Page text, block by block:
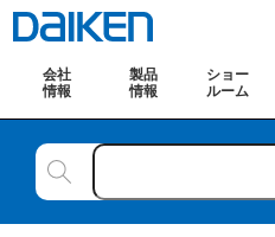
会社
情報
製品
情報
ショー
ルーム